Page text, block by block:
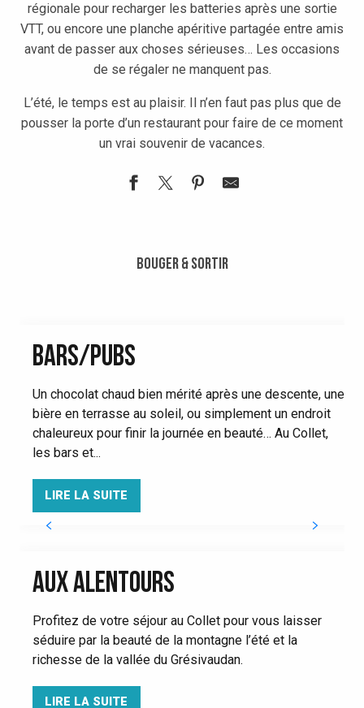
régionale pour recharger les batteries après une sortie
VTT, ou encore une planche apéritive partagée entre amis
avant de passer aux choses sérieuses… Les occasions
de se régaler ne manquent pas.
L’été, le temps est au plaisir. Il n’en faut pas plus que de
pousser la porte d’un restaurant pour faire de ce moment
un vrai souvenir de vacances.
Restaurant Le Back'UsBouger & Sortir
BARS/PUBS
Un chocolat chaud bien mérité après une descente, une
bière en terrasse au soleil, ou simplement un endroit
chaleureux pour finir la journée en beauté… Au Collet,
les bars et...
LIRE LA SUITE
AUX ALENTOURS
Profitez de votre séjour au Collet pour vous laisser
séduire par la beauté de la montagne l’été et la
richesse de la vallée du Grésivaudan.
LIRE LA SUITE